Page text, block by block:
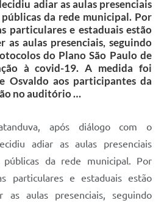
adiar as aulas presenciais
públicas da rede municipal. Por
particulares e estaduais estão
as aulas presenciais, seguindo
do Plano São Paulo de
à covid-19. A medida foi
Osvaldo aos participantes da
no auditório …
após diálogo com o
adiar as aulas presenciais
públicas da rede municipal. Por
particulares e estaduais estão
as aulas presenciais, seguindo